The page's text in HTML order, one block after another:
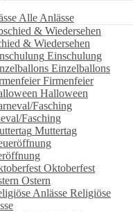
Alle Anlässe
& Wiedersehen
Einschulung
Einzelballons
Firmenfeier
Halloween
Fasching
Muttertag
Oktoberfest
Ostern
Religiöse